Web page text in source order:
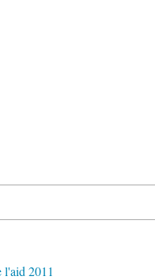
l'aid 2011